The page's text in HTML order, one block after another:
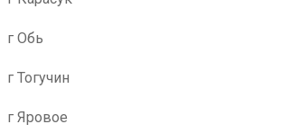
г Обь
г Тогучин
г Яровое